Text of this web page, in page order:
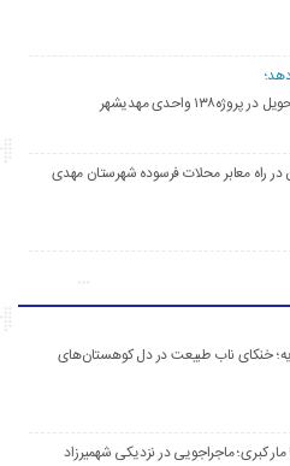
در راه معابر محلات فرسوده شهرستان مهدی
خنکای ناب طبیعت در دل کوهستان‌های
مار کبری؛ ماجراجویی در نزدیکی شهمیرزاد